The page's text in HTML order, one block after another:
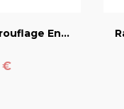
En...
€